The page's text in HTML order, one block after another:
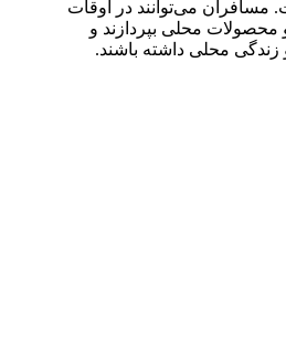
می‌توانند در اوقات
محلی بپردازند و
محلی داشته باشند.